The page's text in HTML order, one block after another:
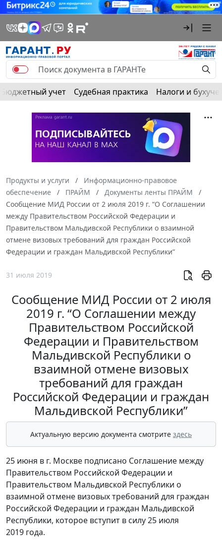
Бюджетный учет Судебная практика Налоги и
Продукты и услуги
Информационно-правовое
обеспечение
ПРАЙМ
Документы ленты ПРАЙМ
Сообщение МИД России от 2 июля 2019 г. “О Соглашении
между Правительством Российской Федерации и
Правительством Мальдивской Республики о взаимной
отмене визовых требований для граждан Российской
Федерации и граждан Мальдивской Республики”
31 июля 2019
Сообщение МИД России от 2 июля
2019 г. “О Соглашении между
Правительством Российской
Федерации и Правительством
Мальдивской Республики о
взаимной отмене визовых
требований для граждан
Российской Федерации и граждан
Мальдивской Республики”
Актуальную версию документа смотрите здесь
25 июня в г. Москве подписано Соглашение между
Правительством Российской Федерации и
Правительством Мальдивской Республики о
взаимной отмене визовых требований для граждан
Российской Федерации и граждан Мальдивской
Республики, которое вступит в силу 25 июля
2019 года.